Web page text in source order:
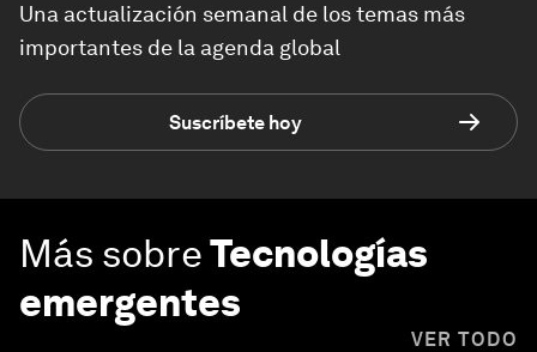
Una actualización semanal de los temas más
importantes de la agenda global
Suscríbete hoy
Más sobreTecnologías
emergentes
VER TODO